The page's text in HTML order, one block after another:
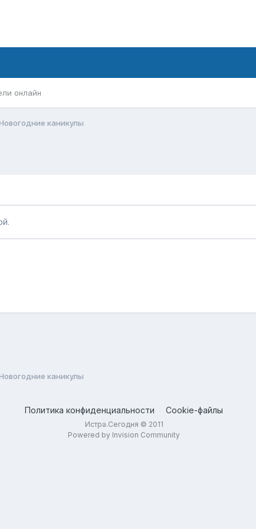
онлайн
каникулы
каникулы
Политика конфиденциальности Cookie-файлы
Истра.Сегодня © 2011
Powered by Invision Community